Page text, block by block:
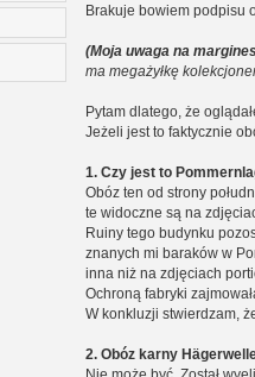
Brakuje bowiem podpisu
(Moja uwaga na
ma megażyłkę
Pytam dlatego, że
Jeżeli jest to faktycznie
1. Czy jest to
Obóz ten od strony
te widoczne są na
Ruiny tego budynku
znanych mi baraków w
inna niż na zdjęciach
Ochroną fabryki
W konkluzji stwierdzam,
2. Obóz karny